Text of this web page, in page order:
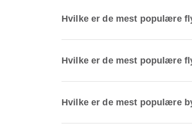
Hvilke er de mest populære
Hvilke er de mest populære
Hvilke er de mest populære